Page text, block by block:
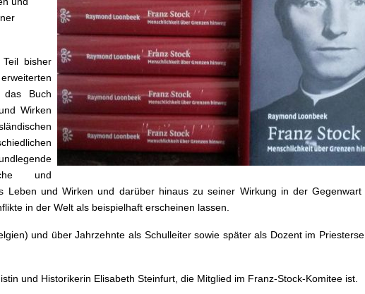
bisher
das Buch
Wirken
und
Leben und Wirken und darüber hinaus zu seiner Wirkung in der Gegenwart
in der Welt als beispielhaft erscheinen lassen.
und über Jahrzehnte als Schulleiter sowie später als Dozent im
und Historikerin Elisabeth Steinfurt, die Mitglied im Franz-Stock-Komitee ist.